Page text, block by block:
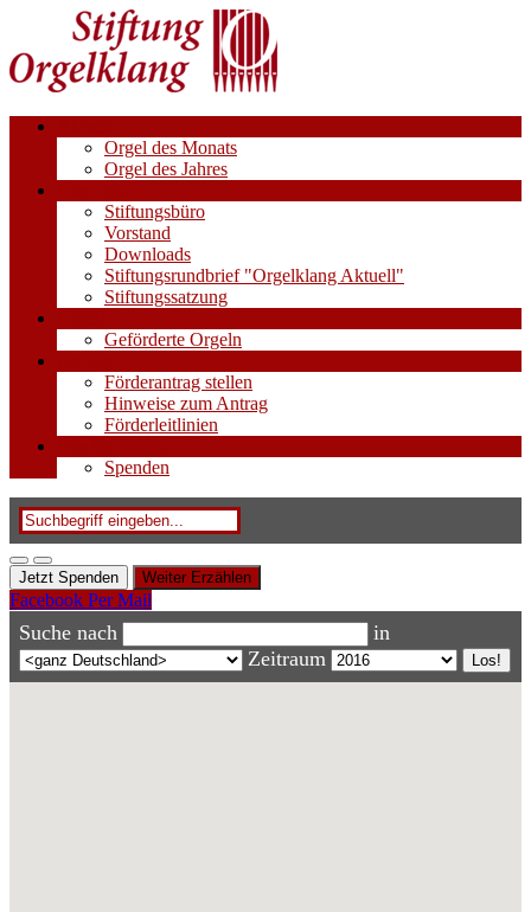
Orgel des Monats
Orgel des Jahres
Stiftungsbüro
Vorstand
Downloads
Stiftungsrundbrief "Orgelklang Aktuell"
Stiftungssatzung
Geförderte Orgeln
Förderantrag stellen
Hinweise zum Antrag
Förderleitlinien
Spenden
Jetzt Spenden Weiter Erzählen
Facebook Per Mail
Suche nach
in
Zeitraum